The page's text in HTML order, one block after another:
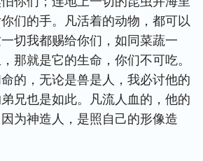
们的手。凡活着的动物，都可以
切我都赐给你们，如同菜蔬一
那就是它的生命，你们不可吃。
的，无论是兽是人，我必讨他的
兄也是如此。凡流人血的，他的
为神造人，是照自己的形像造